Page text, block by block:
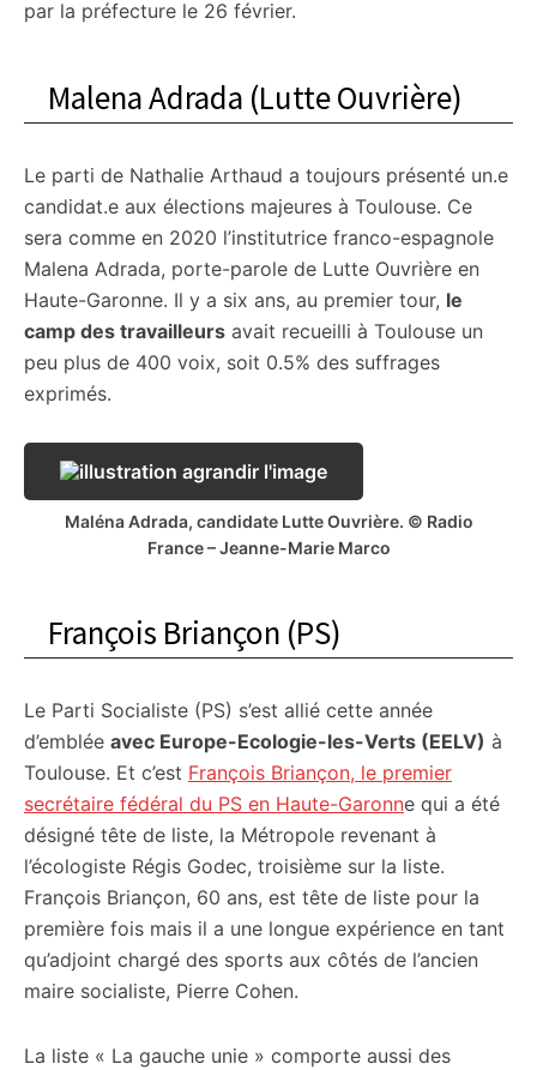
par la préfecture le 26 février.
Malena Adrada (Lutte Ouvrière)
Le parti de Nathalie Arthaud a toujours présenté un.e
candidat.e aux élections majeures à Toulouse. Ce
sera comme en 2020 l’institutrice franco-espagnole
Malena Adrada, porte-parole de Lutte Ouvrière en
Haute-Garonne. Il y a six ans, au premier tour, le
camp des travailleurs avait recueilli à Toulouse un
peu plus de 400 voix, soit 0.5% des suffrages
exprimés.
Maléna Adrada, candidate Lutte Ouvrière. © Radio
France – Jeanne-Marie Marco
François Briançon (PS)
Le Parti Socialiste (PS) s’est allié cette année
d’emblée avec Europe-Ecologie-les-Verts (EELV) à
Toulouse. Et c’est François Briançon, le premier
secrétaire fédéral du PS en Haute-Garonne qui a été
désigné tête de liste, la Métropole revenant à
l’écologiste Régis Godec, troisième sur la liste.
François Briançon, 60 ans, est tête de liste pour la
première fois mais il a une longue expérience en tant
qu’adjoint chargé des sports aux côtés de l’ancien
maire socialiste, Pierre Cohen.
La liste « La gauche unie » comporte aussi des